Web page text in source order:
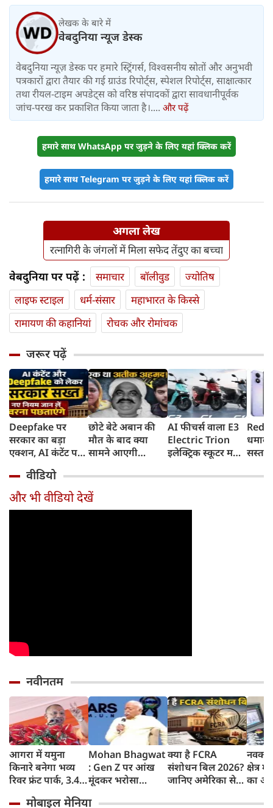
लेखक के बारे में
वेबदुनिया न्यूज डेस्क
वेबदुनिया न्यूज़ डेस्क पर हमारे स्ट्रिंगर्स, विश्वसनीय स्रोतों और अनुभवी
पत्रकारों द्वारा तैयार की गई ग्राउंड रिपोर्ट्स, स्पेशल रिपोर्ट्स, साक्षात्कार
तथा रीयल-टाइम अपडेट्स को वरिष्ठ संपादकों द्वारा सावधानीपूर्वक
जांच-परख कर प्रकाशित किया जाता है।.... और पढ़ें
हमारे साथ WhatsApp पर जुड़ने के लिए यहां क्लिक करें
हमारे साथ Telegram पर जुड़ने के लिए यहां क्लिक करें
अगला लेख
रत्नागिरी के जंगलों में मिला सफेद तेंदुए का बच्चा
वेबदुनिया पर पढ़ें : समाचार बॉलीवुड
ज्योतिष
लाइफ स्‍टाइल
धर्म-संसार
महाभारत के किस्से
रामायण की कहानियां
रोचक और रोमांचक
जरूर पढ़ें
Deepfake पर
सरकार का बड़ा
एक्शन, AI कंटेंट पर
गैरकानूनी सामग्री अब
3 घंटे में हटानी होगी,
नए नियम जान लें
छोटे बेटे अबान की
मौत के बाद क्या
सामने आएगी
फरार है माफिया
अतीक अहमद की
पत्नी
AI फीचर्स वाला E3
Electric Trion
इलेक्ट्रिक स्कूटर मचा
165km तक की रेंज,
सस्ता
और
वीडियो
और भी वीडियो देखें
नवीनतम
आगरा में यमुना
किनारे बनेगा भव्य
रिवर फ्रंट पार्क, 3.46
Mohan Bhagwat
: Gen Z पर आंख
मूंदकर भरोसा
क्या है FCRA
संशोधन बिल 2026?
जानिए अमेरिका से
क्षेत्र
का
मोबाइल मेनिया